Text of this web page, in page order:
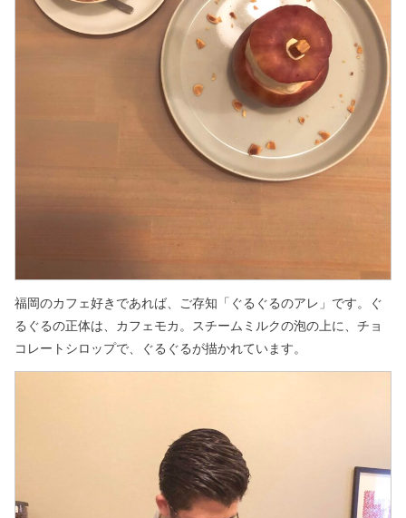
福岡のカフェ好きであれば、ご存知「ぐるぐるのアレ」です。ぐ
るぐるの正体は、カフェモカ。スチームミルクの泡の上に、チョ
コレートシロップで、ぐるぐるが描かれています。